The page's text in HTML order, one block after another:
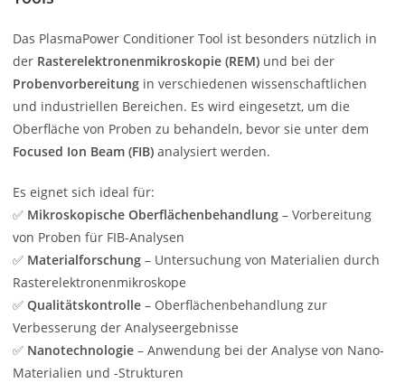
Das PlasmaPower Conditioner Tool ist besonders nützlich in
der Rasterelektronenmikroskopie (REM) und bei der
Probenvorbereitung in verschiedenen wissenschaftlichen
und industriellen Bereichen. Es wird eingesetzt, um die
Oberfläche von Proben zu behandeln, bevor sie unter dem
Focused Ion Beam (FIB) analysiert werden.
Es eignet sich ideal für:
✅ Mikroskopische Oberflächenbehandlung – Vorbereitung
von Proben für FIB-Analysen
✅ Materialforschung – Untersuchung von Materialien durch
Rasterelektronenmikroskope
✅ Qualitätskontrolle – Oberflächenbehandlung zur
Verbesserung der Analyseergebnisse
✅ Nanotechnologie – Anwendung bei der Analyse von Nano-
Materialien und -Strukturen